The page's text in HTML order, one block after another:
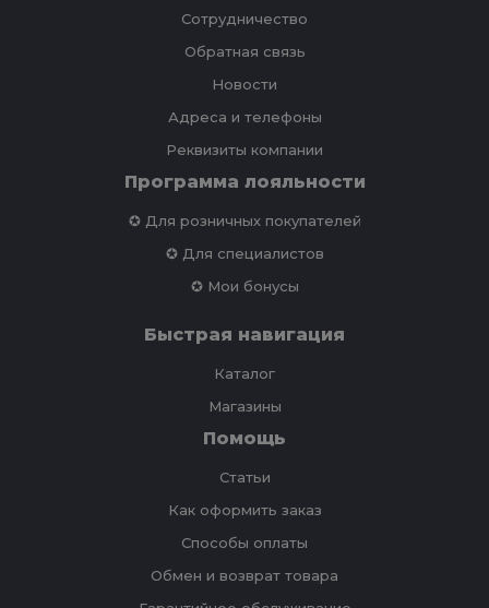
Сотрудничество
Обратная связь
Новости
Адреса и телефоны
Реквизиты компании
Программа лояльности
✪ Для розничных покупателей
✪ Для специалистов
✪ Мои бонусы
Быстрая навигация
Каталог
Магазины
Помощь
Статьи
Как оформить заказ
Способы оплаты
Обмен и возврат товара